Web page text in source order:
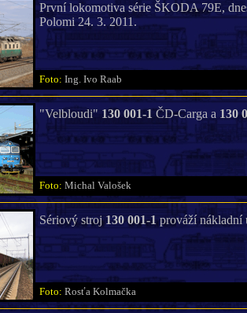
První lokomotiva série ŠKODA 79E,
Polomi 24. 3. 2011.
Foto: Ing. Ivo Raab
"Velbloudi"130 001-1 ČD-Carga a 130
Foto: Michal Valošek
Sériový stroj130 001-1prováží nákladní
Foto: Rosťa Kolmačka